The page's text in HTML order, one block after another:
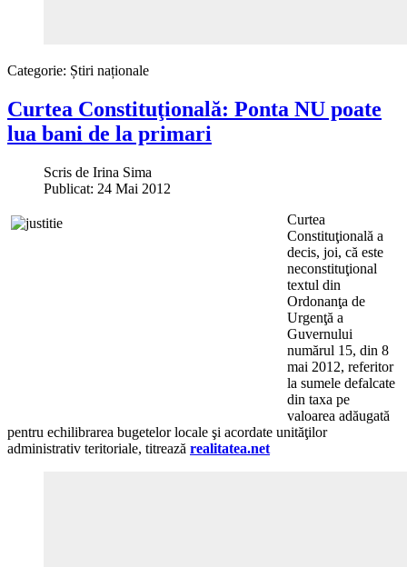
Categorie: Știri naționale
Curtea Constituţională: Ponta NU poate
lua bani de la primari
Scris de Irina Sima
Publicat: 24 Mai 2012
Curtea
Constituţională a
decis, joi, că este
neconstituţional
textul din
Ordonanţa de
Urgenţă a
Guvernului
numărul 15, din 8
mai 2012, referitor
la sumele defalcate
din taxa pe
valoarea adăugată
pentru echilibrarea bugetelor locale şi acordate unităţilor
administrativ teritoriale, titrează realitatea.net